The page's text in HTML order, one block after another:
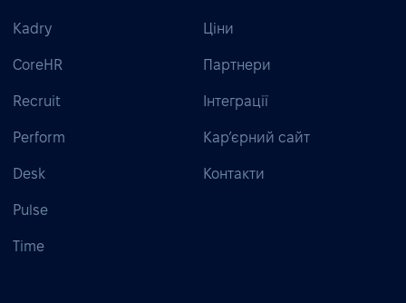
Kadry
CoreHR
Recruit
Perform
Desk
Pulse
Time
Ціни
Партнери
Інтеграції
Кар’єрний сайт
Контакти